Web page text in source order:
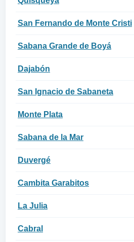
San Fernando de Monte Cristi
Sabana Grande de Boyá
Dajabón
San Ignacio de Sabaneta
Monte Plata
Sabana de la Mar
Duvergé
Cambita Garabitos
La Julia
Cabral